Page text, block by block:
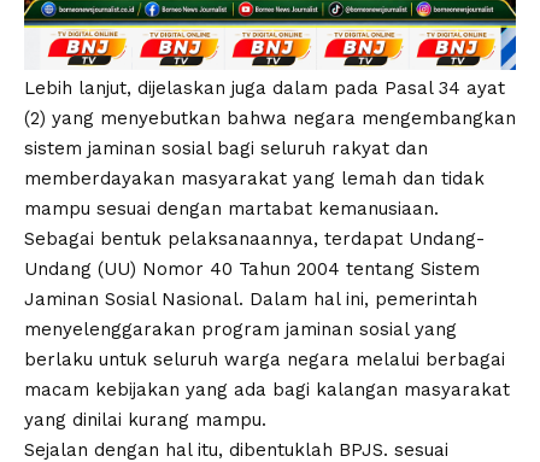
Lebih lanjut, dijelaskan juga dalam pada Pasal 34 ayat
(2) yang menyebutkan bahwa negara mengembangkan
sistem jaminan sosial bagi seluruh rakyat dan
memberdayakan masyarakat yang lemah dan tidak
mampu sesuai dengan martabat kemanusiaan.
Sebagai bentuk pelaksanaannya, terdapat Undang-
Undang (UU) Nomor 40 Tahun 2004 tentang Sistem
Jaminan Sosial Nasional. Dalam hal ini, pemerintah
menyelenggarakan program jaminan sosial yang
berlaku untuk seluruh warga negara melalui berbagai
macam kebijakan yang ada bagi kalangan masyarakat
yang dinilai kurang mampu.
Sejalan dengan hal itu, dibentuklah BPJS. sesuai